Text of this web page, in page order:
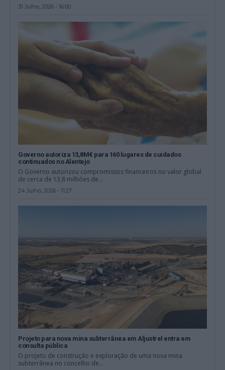
31 Julho, 2026 - 16:00
Governo autoriza 13,8M€ para 160 lugares de cuidados
continuados no Alentejo
O Governo autorizou compromissos financeiros no valor global
de cerca de 13,8 milhões de...
24 Julho, 2026 - 11:27
Projeto para nova mina subterrânea em Aljustrel entra em
consulta pública
O projeto de construção e exploração de uma nova mina
subterrânea no concelho de...